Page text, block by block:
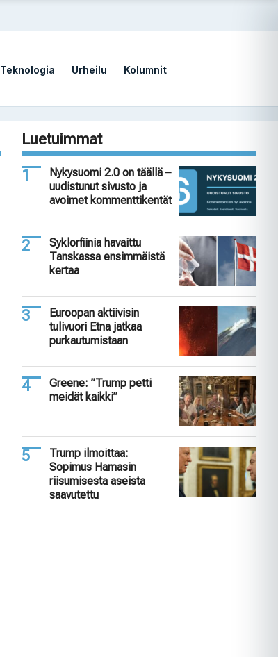
Teknologia Urheilu Kolumnit
Luetuimmat
Nykysuomi 2.0 on täällä –
uudistunut sivusto ja
avoimet kommenttikentät
Syklorfiinia havaittu
Tanskassa ensimmäistä
kertaa
Euroopan aktiivisin
tulivuori Etna jatkaa
purkautumistaan
Greene: ”Trump petti
meidät kaikki”
Trump ilmoittaa:
Sopimus Hamasin
riisumisesta aseista
saavutettu